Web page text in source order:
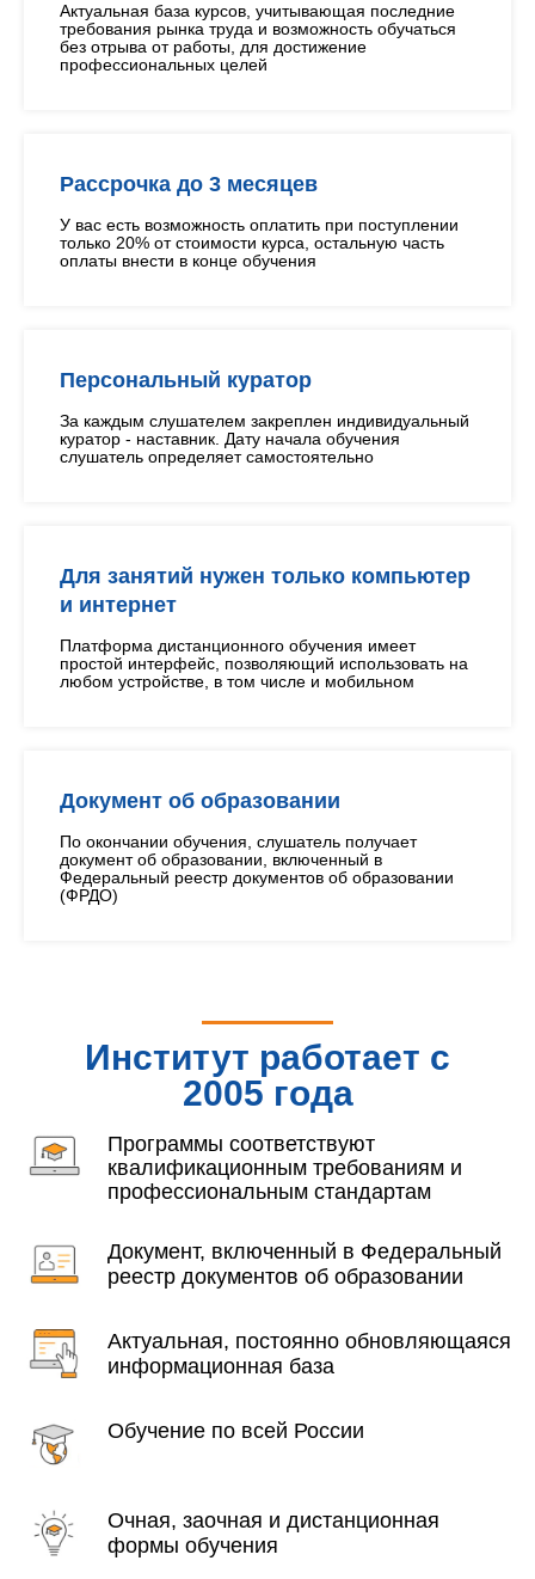
Актуальная база курсов, учитывающая последние
требования рынка труда и возможность обучаться
без отрыва от работы, для достижение
профессиональных целей
Рассрочка до 3 месяцев
У вас есть возможность оплатить при поступлении
только 20% от стоимости курса, остальную часть
оплаты внести в конце обучения
Персональный куратор
За каждым слушателем закреплен индивидуальный
куратор - наставник. Дату начала обучения
слушатель определяет самостоятельно
Для занятий нужен только компьютер
и интернет
Платформа дистанционного обучения имеет
простой интерфейс, позволяющий использовать на
любом устройстве, в том числе и мобильном
Документ об образовании
По окончании обучения, слушатель получает
документ об образовании, включенный в
Федеральный реестр документов об образовании
(ФРДО)
Институт работает с
2005 года
Программы соответствуют
квалификационным требованиям и
профессиональным стандартам
Документ, включенный в Федеральный
реестр документов об образовании
Актуальная, постоянно обновляющаяся
информационная база
Обучение по всей России
Очная, заочная и дистанционная
формы обучения